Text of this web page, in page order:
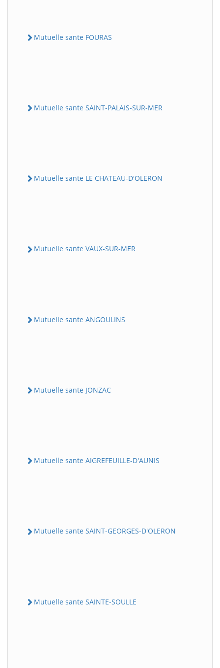
Mutuelle sante FOURAS
Mutuelle sante SAINT-PALAIS-SUR-MER
Mutuelle sante LE CHATEAU-D'OLERON
Mutuelle sante VAUX-SUR-MER
Mutuelle sante ANGOULINS
Mutuelle sante JONZAC
Mutuelle sante AIGREFEUILLE-D'AUNIS
Mutuelle sante SAINT-GEORGES-D'OLERON
Mutuelle sante SAINTE-SOULLE